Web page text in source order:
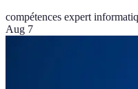
compétences expert
Aug 7